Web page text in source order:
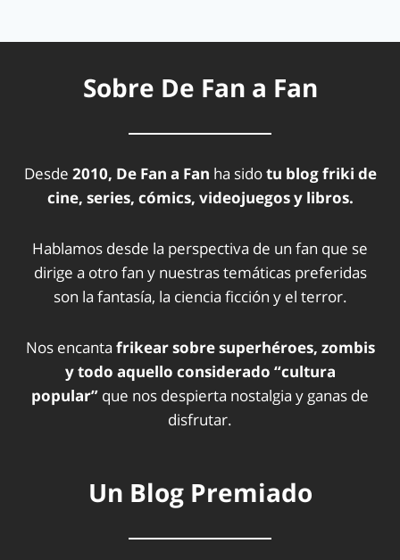
Sobre De Fan a Fan
Desde 2010, De Fan a Fan ha sidotu blog friki de
cine, series, cómics, videojuegos y libros.
Hablamos desde la perspectiva de un fan que se
dirige a otro fan y nuestras temáticas preferidas
son la fantasía, la ciencia ficción y el terror.
Nos encanta frikear sobre superhéroes, zombis
y todo aquello considerado “cultura
popular” que nos despierta nostalgia y ganas de
disfrutar.
Un Blog Premiado